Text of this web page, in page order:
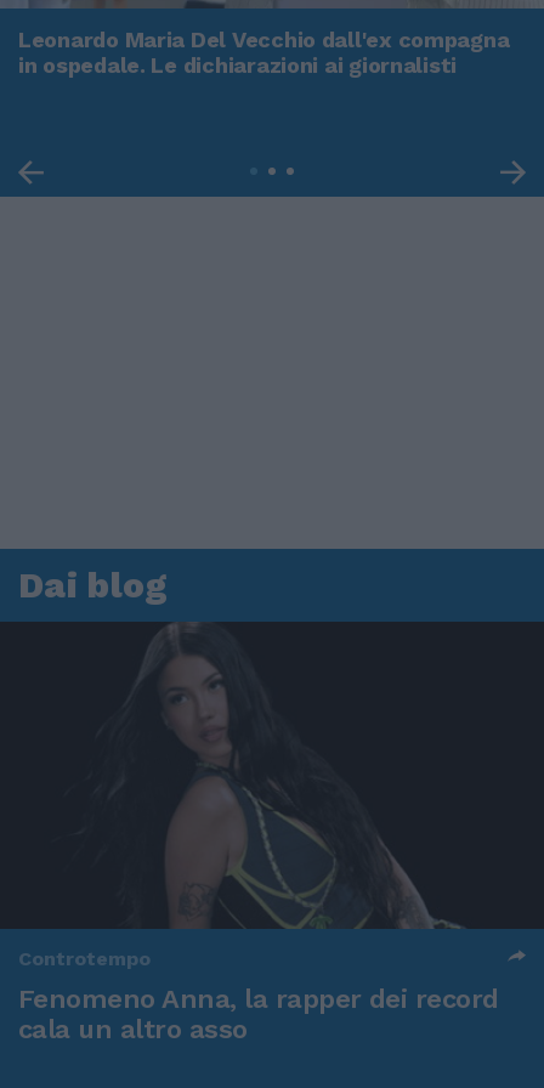
Leonardo Maria Del Vecchio dall'ex compagna
in ospedale. Le dichiarazioni ai giornalisti
Dai blog
Controtempo
Fenomeno Anna, la rapper dei record
cala un altro asso